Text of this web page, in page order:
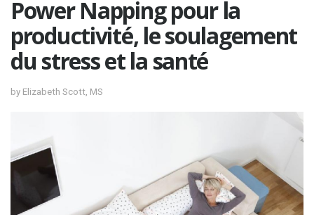
Power Napping pour la
productivité, le soulagement
du stress et la santé
by Elizabeth Scott, MS